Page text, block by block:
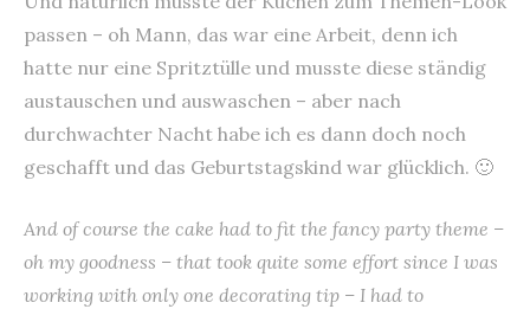
passen – oh Mann, das war eine Arbeit, denn ich
hatte nur eine Spritztülle und musste diese ständig
austauschen und auswaschen – aber nach
durchwachter Nacht habe ich es dann doch noch
geschafft und das Geburtstagskind war glücklich. 🙂
And of course the cake had to fit the fancy party theme –
oh my goodness – that took quite some effort since I was
working with only one decorating tip – I had to